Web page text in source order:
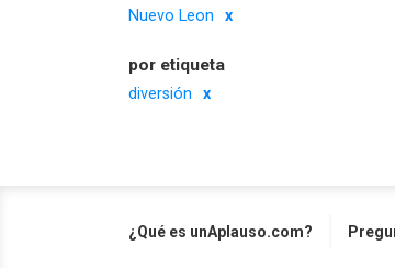
Nuevo Leon
por etiqueta
diversión
¿Qué es unAplauso.com?